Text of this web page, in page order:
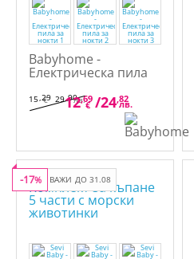
Babyhome -
Електрическа пила
за нокти
15,29
€ 29,90лв.
12,69
€ /24,82
лв.
ВАЖИ ДО 31.08
-17%